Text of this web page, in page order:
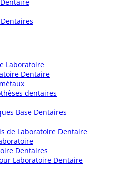
Laboratoire
Dentaire
dentaires
Base Dentaires
de Laboratoire Dentaire
Dentaires
Laboratoire Dentaire